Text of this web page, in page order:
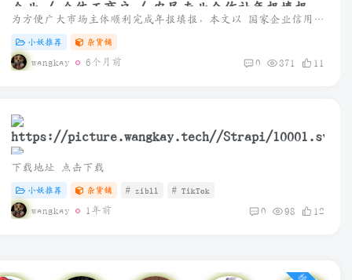
企业 / 个体工商户 / 农民专业合作社年报填报指
南
为方便广大市场主体顺利完成年报填报，本文以 国家企业信用信息公示系统（黑龙江） 为例，整理了完整填报流程及操作说明，通过电脑或手机即可轻松完成。
小妖推荐 杂货铺
wangkay 6个月前 0 371 11
TikTok安卓免插卡使用教程
下载地址 点击下载
小妖推荐 杂货铺 # zibll # TikTok
wangkay 1年前 0 98 12